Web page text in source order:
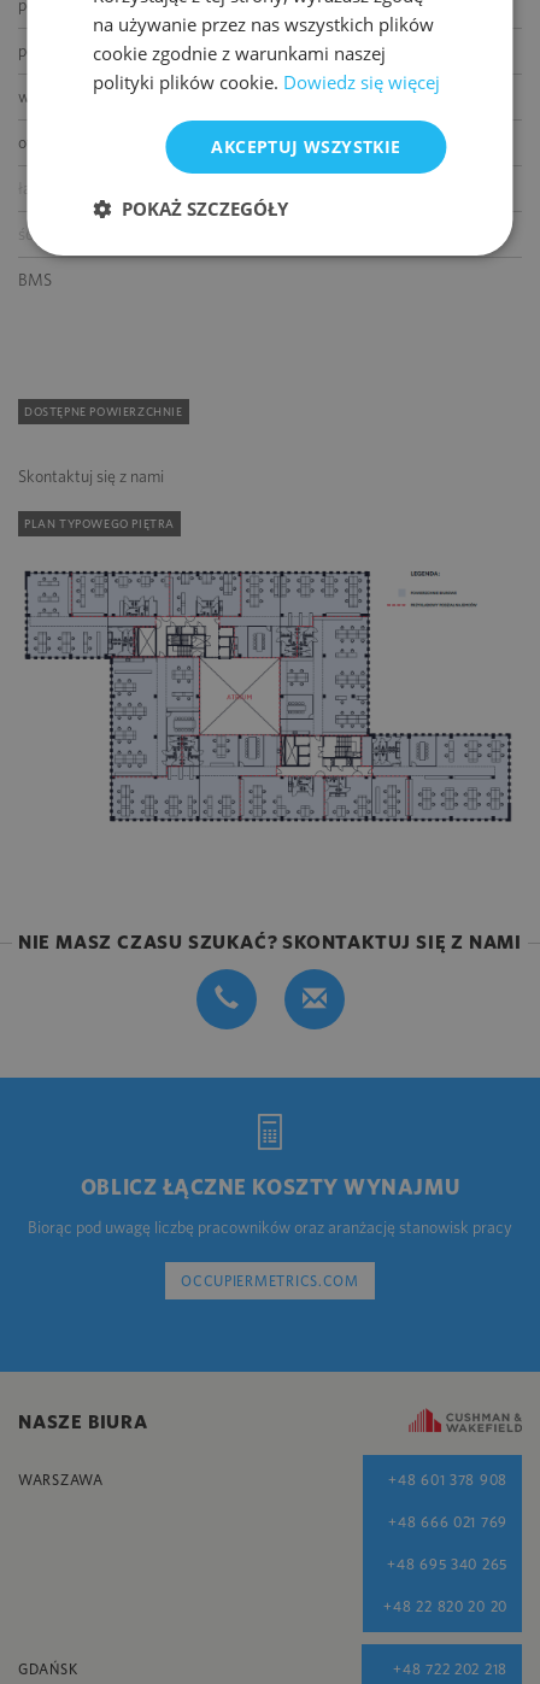
podnoszone podłogi
podwieszane sufity
wykładziny
otwierane okna
łącze światłowodowe
ścianki działowe
BMS
DOSTĘPNE POWIERZCHNIE
Skontaktuj się z nami
PLAN TYPOWEGO PIĘTRA
NIE MASZ CZASU SZUKAĆ? SKONTAKTUJ SIĘ Z NAMI
OBLICZ ŁĄCZNE KOSZTY WYNAJMU
Biorąc pod uwagę liczbę pracowników oraz aranżację stanowisk pracy
OCCUPIERMETRICS.COM
NASZE BIURA
WARSZAWA +48 601 378 908
+48 666 021 769
+48 695 340 265
+48 22 820 20 20
GDAŃSK +48 722 202 218
na używanie przez nas wszystkich plików
cookie zgodnie z warunkami naszej
polityki plików cookie. Dowiedz się więcej
AKCEPTUJ WSZYSTKIE
POKAŻ SZCZEGÓŁY